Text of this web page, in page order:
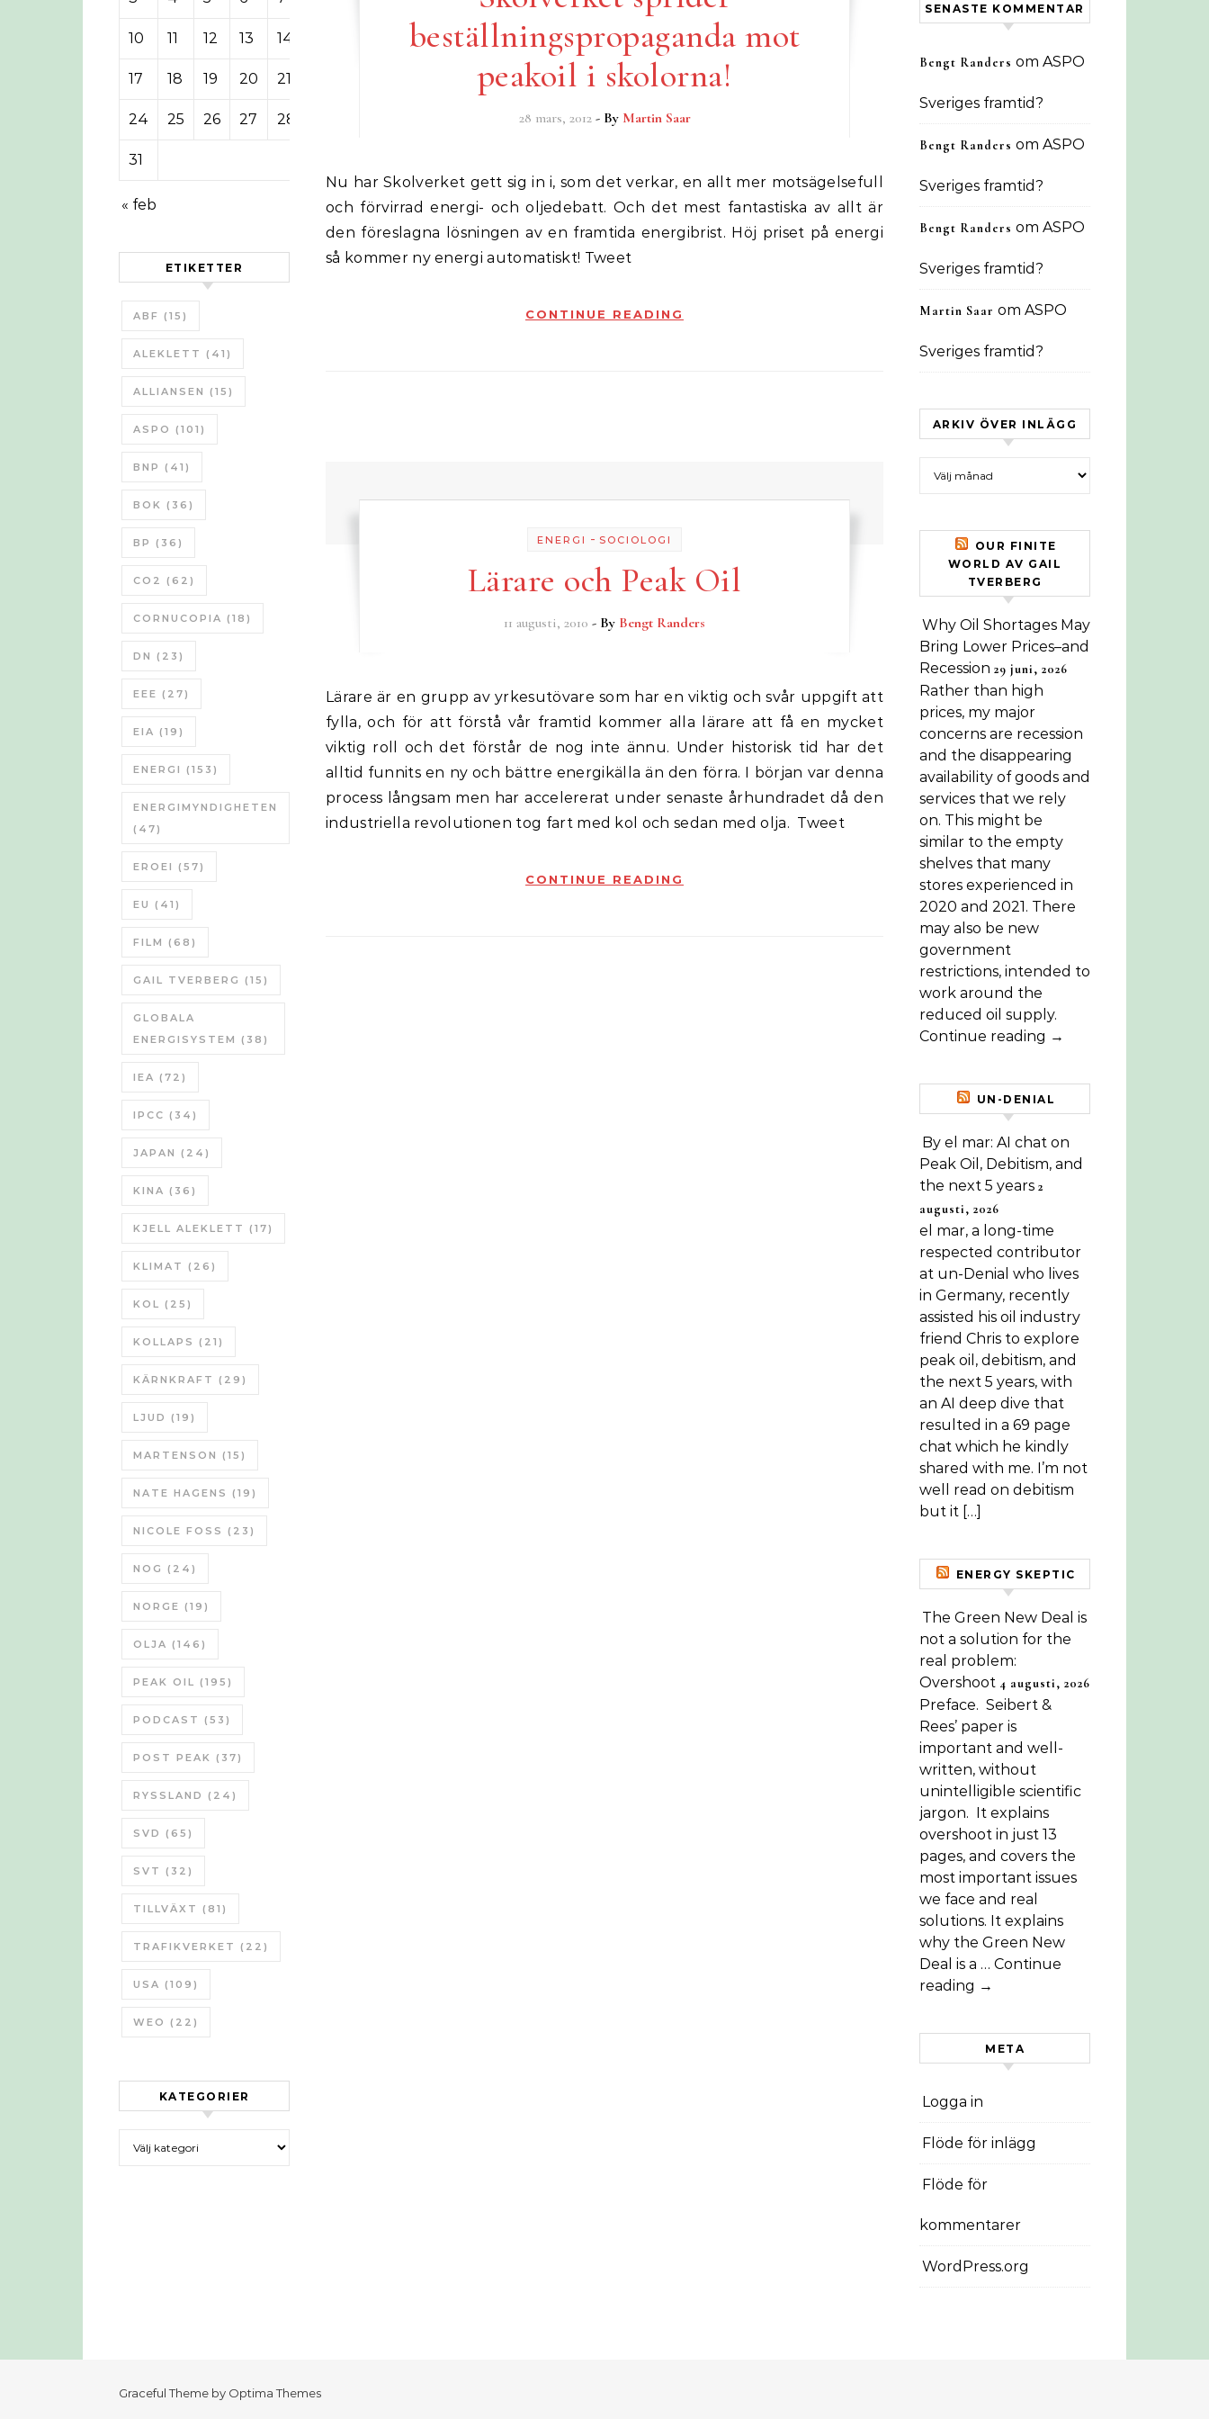
10 11 12 13 14
17 18 19 20 21
24 25 26 27 28
31
« feb
ETIKETTER
ABF (15)
ALEKLETT (41)
ALLIANSEN (15)
ASPO (101)
BNP (41)
BOK (36)
BP (36)
CO2 (62)
CORNUCOPIA (18)
DN (23)
EEE (27)
EIA (19)
ENERGI (153)
ENERGIMYNDIGHETEN
(47)
EROEI (57)
EU (41)
FILM (68)
GAIL TVERBERG (15)
GLOBALA
ENERGISYSTEM (38)
IEA (72)
IPCC (34)
JAPAN (24)
KINA (36)
KJELL ALEKLETT (17)
KLIMAT (26)
KOL (25)
KOLLAPS (21)
KÄRNKRAFT (29)
LJUD (19)
MARTENSON (15)
NATE HAGENS (19)
NICOLE FOSS (23)
NOG (24)
NORGE (19)
OLJA (146)
PEAK OIL (195)
PODCAST (53)
POST PEAK (37)
RYSSLAND (24)
SVD (65)
SVT (32)
TILLVÄXT (81)
TRAFIKVERKET (22)
USA (109)
WEO (22)
KATEGORIER
beställningspropaganda mot
peakoil i skolorna!
28 mars, 2012 - By Martin Saar
Nu har Skolverket gett sig in i, som det verkar, en allt mer motsägelsefull
och förvirrad energi- och oljedebatt. Och det mest fantastiska av allt är
den föreslagna lösningen av en framtida energibrist. Höj priset på energi
så kommer ny energi automatiskt! Tweet
CONTINUE READING
ENERGI - SOCIOLOGI
Lärare och Peak Oil
11 augusti, 2010 - By Bengt Randers
Lärare är en grupp av yrkesutövare som har en viktig och svår uppgift att
fylla, och för att förstå vår framtid kommer alla lärare att få en mycket
viktig roll och det förstår de nog inte ännu. Under historisk tid har det
alltid funnits en ny och bättre energikälla än den förra. I början var denna
process långsam men har accelererat under senaste århundradet då den
industriella revolutionen tog fart med kol och sedan med olja. Tweet
CONTINUE READING
SENASTE KOMMENTAR
Bengt Randers om ASPO
Sveriges framtid?
Bengt Randers om ASPO
Sveriges framtid?
Bengt Randers om ASPO
Sveriges framtid?
Martin Saar om ASPO
Sveriges framtid?
ARKIV ÖVER INLÄGG
OUR FINITE
WORLD AV GAIL
TVERBERG
Why Oil Shortages May
Bring Lower Prices–and
Recession 29 juni, 2026
Rather than high
prices, my major
concerns are recession
and the disappearing
availability of goods and
services that we rely
on. This might be
similar to the empty
shelves that many
stores experienced in
2020 and 2021. There
may also be new
government
restrictions, intended to
work around the
reduced oil supply.
Continue reading →
UN-DENIAL
By el mar: AI chat on
Peak Oil, Debitism, and
the next 5 years 2
augusti, 2026
el mar, a long-time
respected contributor
at un-Denial who lives
in Germany, recently
assisted his oil industry
friend Chris to explore
peak oil, debitism, and
the next 5 years, with
an AI deep dive that
resulted in a 69 page
chat which he kindly
shared with me. I’m not
well read on debitism
but it […]
ENERGY SKEPTIC
The Green New Deal is
not a solution for the
real problem:
Overshoot 4 augusti, 2026
Preface. Seibert &
Rees’ paper is
important and well-
written, without
unintelligible scientific
jargon. It explains
overshoot in just 13
pages, and covers the
most important issues
we face and real
solutions. It explains
why the Green New
Deal is a … Continue
reading →
META
Logga in
Flöde för inlägg
Flöde för
kommentarer
WordPress.org
Graceful Theme by Optima Themes